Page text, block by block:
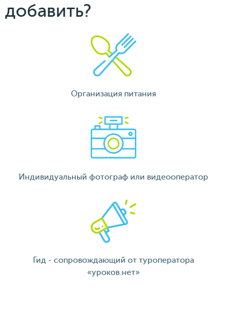
добавить?
Организация питания
Индивидуальный фотограф или видеооператор
Гид - сопровождающий от туроператора
«уроков.нет»